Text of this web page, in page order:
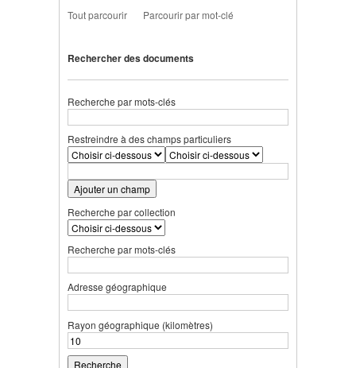
Tout parcourir Parcourir par mot-clé
Rechercher des documents
Recherche par mots-clés
Restreindre à des champs particuliers
Ajouter un champ
Recherche par collection
Recherche par mots-clés
Adresse géographique
Rayon géographique (kilomètres)